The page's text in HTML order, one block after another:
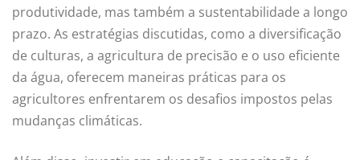
produtividade, mas também a sustentabilidade a longo
prazo. As estratégias discutidas, como a diversificação
de culturas, a agricultura de precisão e o uso eficiente
da água, oferecem maneiras práticas para os
agricultores enfrentarem os desafios impostos pelas
mudanças climáticas.